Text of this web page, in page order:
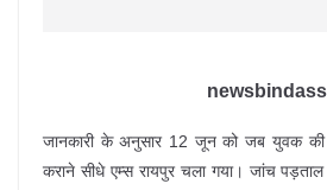
newsbindass
जानकारी के अनुसार 12 जून को जब युवक की
कराने सीधे एम्स रायपुर चला गया। जांच